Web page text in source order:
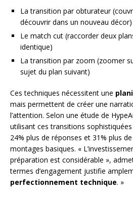
La transition par obturateur
découvrir dans un nouveau décor)
Le match cut (raccorder deux
identique)
La transition par zoom (zoomer
sujet du plan suivant)
Ces techniques nécessitent une
mais permettent de créer une
l’attention. Selon une étude de
utilisant ces transitions
24% plus de réponses et 31% plus
montages basiques. «
préparation est considérable »,
termes d’engagement justifie
perfectionnement technique. »